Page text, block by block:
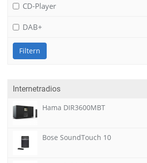
CD-Player
DAB+
Filtern
Internetradios
Hama DIR3600MBT
Bose SoundTouch 10